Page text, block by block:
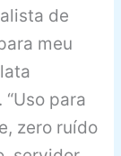
de
meu
para
zero ruído